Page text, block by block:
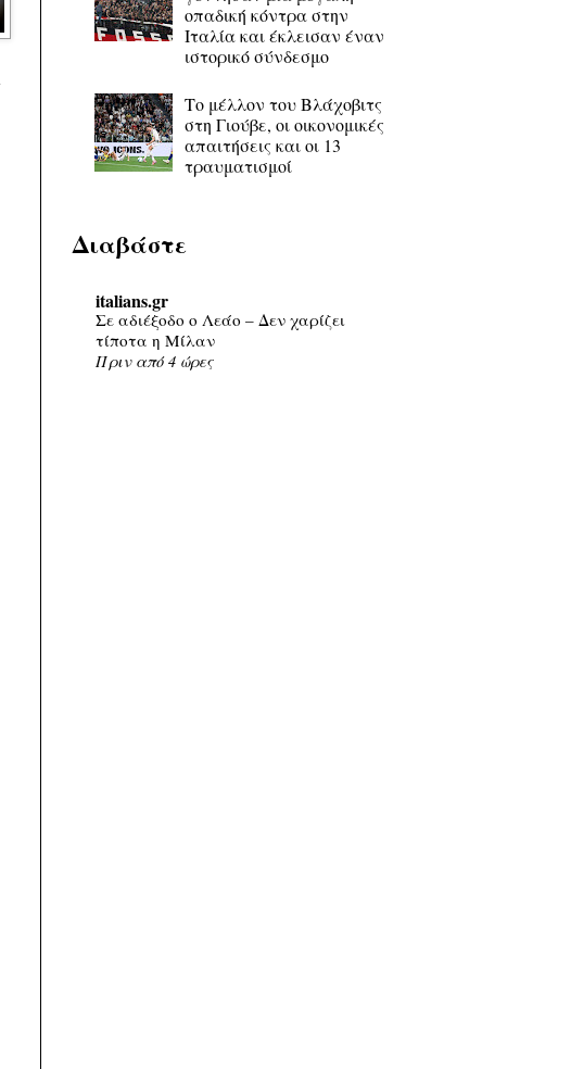
οπαδική κόντρα στην
Ιταλία και έκλεισαν έναν
ιστορικό σύνδεσμο
Το μέλλον του Βλάχοβιτς
στη Γιούβε, οι οικονομικές
απαιτήσεις και οι 13
τραυματισμοί
Διαβάστε
italians.gr
Σε αδιέξοδο ο Λεάο – Δεν χαρίζει
τίποτα η Μίλαν
Πριν από 4 ώρες